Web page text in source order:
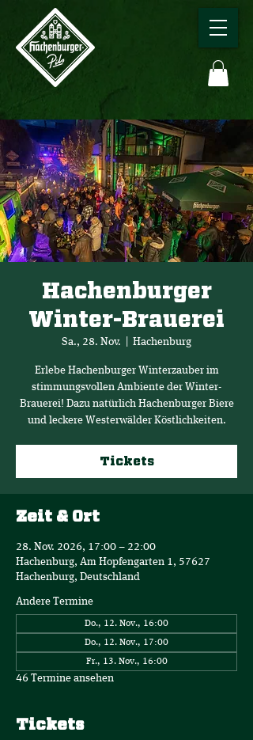
Hachenburger
Winter-Brauerei
Sa., 28. Nov. Hachenburg
Erlebe Hachenburger Winterzauber im
stimmungsvollen Ambiente der Winter-
Brauerei! Dazu natürlich Hachenburger Biere
und leckere Westerwälder Köstlichkeiten.
Tickets
Zeit & Ort
28. Nov. 2026, 17:00 – 22:00
Hachenburg, Am Hopfengarten 1, 57627
Hachenburg, Deutschland
Andere Termine
Do., 12. Nov., 16:00
Do., 12. Nov., 17:00
Fr., 13. Nov., 16:00
46 Termine ansehen
Tickets